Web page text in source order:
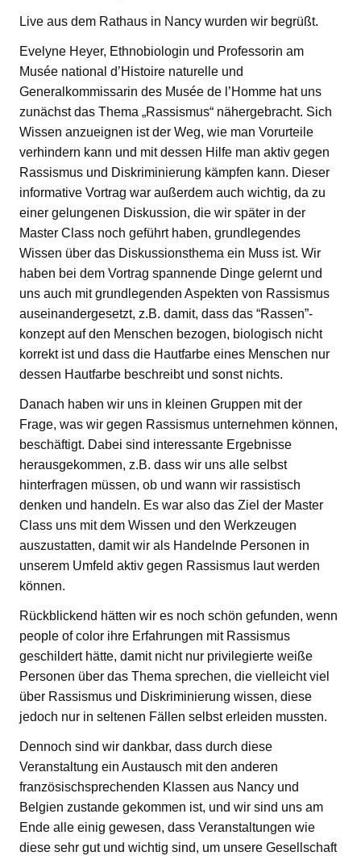
Live aus dem Rathaus in Nancy wurden wir begrüßt.
Evelyne Heyer, Ethnobiologin und Professorin am
Musée national d’Histoire naturelle und
Generalkommissarin des Musée de l’Homme hat uns
zunächst das Thema „Rassismus“ nähergebracht. Sich
Wissen anzueignen ist der Weg, wie man Vorurteile
verhindern kann und mit dessen Hilfe man aktiv gegen
Rassismus und Diskriminierung kämpfen kann. Dieser
informative Vortrag war außerdem auch wichtig, da zu
einer gelungenen Diskussion, die wir später in der
Master Class noch geführt haben, grundlegendes
Wissen über das Diskussionsthema ein Muss ist. Wir
haben bei dem Vortrag spannende Dinge gelernt und
uns auch mit grundlegenden Aspekten von Rassismus
auseinandergesetzt, z.B. damit, dass das “Rassen”-
konzept auf den Menschen bezogen, biologisch nicht
korrekt ist und dass die Hautfarbe eines Menschen nur
dessen Hautfarbe beschreibt und sonst nichts.
Danach haben wir uns in kleinen Gruppen mit der
Frage, was wir gegen Rassismus unternehmen können,
beschäftigt. Dabei sind interessante Ergebnisse
herausgekommen, z.B. dass wir uns alle selbst
hinterfragen müssen, ob und wann wir rassistisch
denken und handeln. Es war also das Ziel der Master
Class uns mit dem Wissen und den Werkzeugen
auszustatten, damit wir als Handelnde Personen in
unserem Umfeld aktiv gegen Rassismus laut werden
können.
Rückblickend hätten wir es noch schön gefunden, wenn
people of color ihre Erfahrungen mit Rassismus
geschildert hätte, damit nicht nur privilegierte weiße
Personen über das Thema sprechen, die vielleicht viel
über Rassismus und Diskriminierung wissen, diese
jedoch nur in seltenen Fällen selbst erleiden mussten.
Dennoch sind wir dankbar, dass durch diese
Veranstaltung ein Austausch mit den anderen
französischsprechenden Klassen aus Nancy und
Belgien zustande gekommen ist, und wir sind uns am
Ende alle einig gewesen, dass Veranstaltungen wie
diese sehr gut und wichtig sind, um unsere Gesellschaft